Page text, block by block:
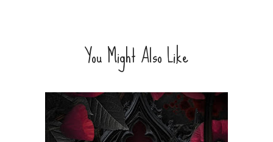
You Might Also Like